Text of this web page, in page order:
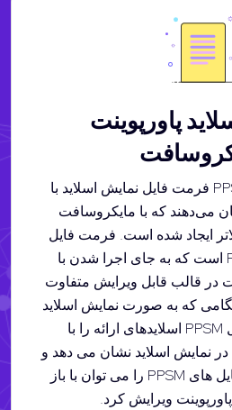
پاورپوینت
فایل‌های با پسوند PPSM فرمت فایل نمایش اسلاید با
می‌دهند که با مایکروسافت
2007 یا بالاتر ایجاد شده است. فرمت فایل
مشابه دیگری PPTM است که به جای اجرا شدن با
در قالب قابل ویرایش متفاوت
که به صورت نمایش اسلاید
اجرا می شود, فایل PPSM اسلایدهای ارائه را با
نمایش اسلاید نشان می دهد و
به طور پیش فرض فایل های PPSM را می توان با باز
ویرایش کرد.